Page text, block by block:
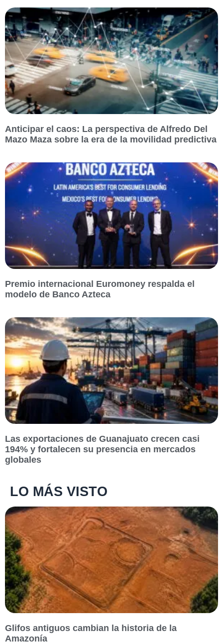
Anticipar el caos: La perspectiva de Alfredo Del
Mazo Maza sobre la era de la movilidad predictiva
Premio internacional Euromoney respalda el
modelo de Banco Azteca
Las exportaciones de Guanajuato crecen casi
194% y fortalecen su presencia en mercados
globales
LO MÁS VISTO
Glifos antiguos cambian la historia de la
Amazonía